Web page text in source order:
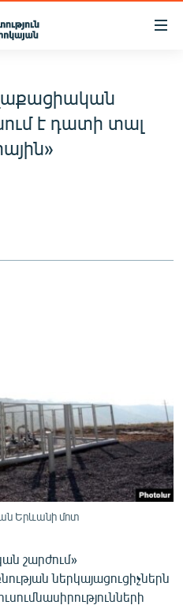
է դատի տալ
Երևանի մոտ
շարժում»
ներկայացուցիչներն